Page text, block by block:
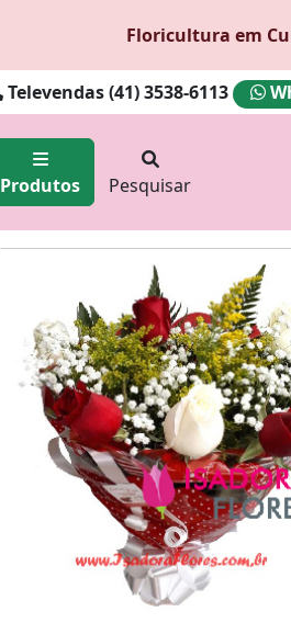
Floricultura em
Televendas (41) 3538-6113
Produtos Pesquisar